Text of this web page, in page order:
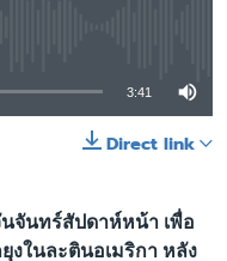
available
3:41
Direct link
จันทร์สัปดาห์หน้า เพื่อ
งในละตินอเมริกา หลัง